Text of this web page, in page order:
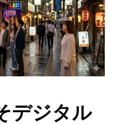
デジタル